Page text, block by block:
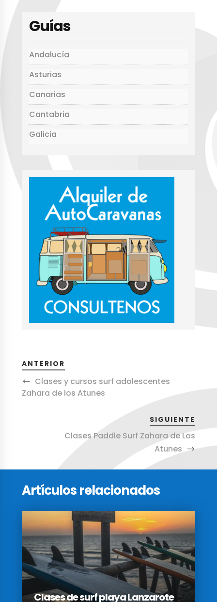
p
p
o
o
k
ir
Guías
Andalucía
Asturias
Canarias
Cantabria
Galicia
ANTERIOR
Clases y cursos surf adolescentes
Zahara de los Atunes
SIGUIENTE
Clases Paddle Surf Zahara de Los
Atunes
Artículos relacionados
Clases de surf playa Lanzarote